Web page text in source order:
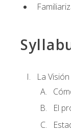
La
El